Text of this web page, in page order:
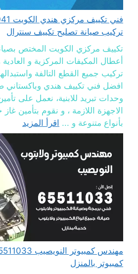
تركيب صيانة تصليح تكييف سنترال
تكييف مركزي الكويت المختص
أعطال المكيفات المركزية و
تركيب جميع القطع التالفة
افضل فني تكييف هندي وباكستاني
وحدات تبريد للابنية، نعمل على
الاجهزة اللازمة ، و نقوم بتأمين
بأنواع متنوعة و ... اقرأ المزيد
كمبيوتر بالمنزل